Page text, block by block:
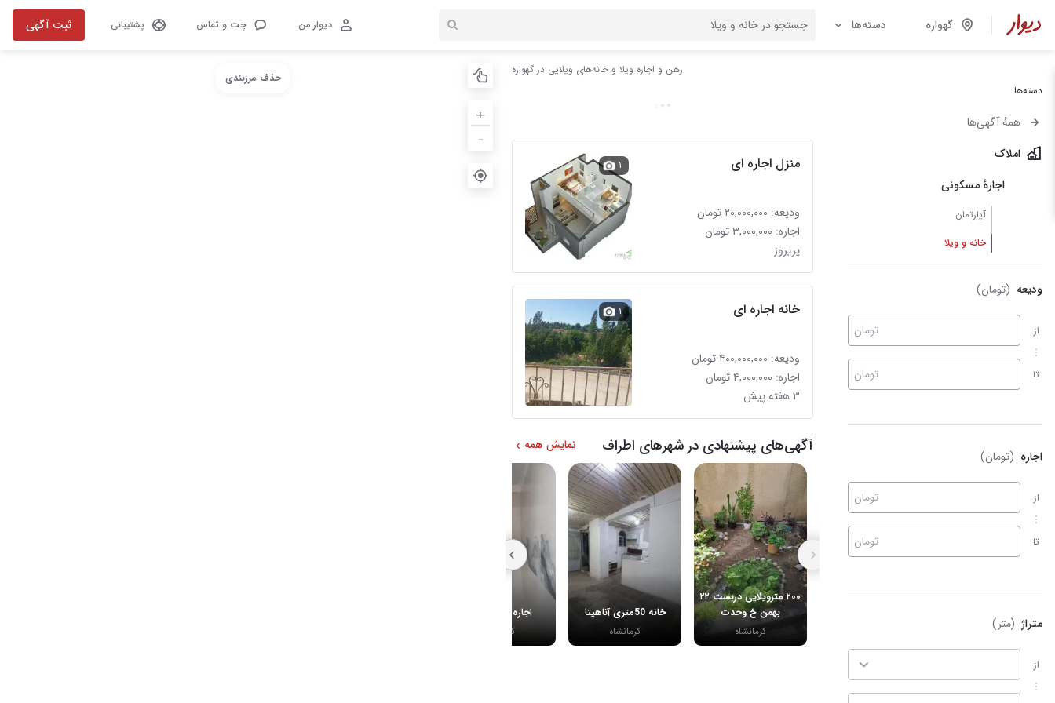
گهواره دسته‌ها دیوار من چت و تماس پشتیبانی ثبت آگهی
دسته‌ها
همهٔ آگهی‌ها
املاک
اجارهٔ مسکونی
آپارتمان
خانه و ویلا
ودیعه (تومان)
از
تا
تومان
تومان
اجاره (تومان)
از
تا
تومان
تومان
متراژ (متر)
از
رهن و اجاره ویلا و خانه‌های ویلایی در گهواره
منزل اجاره ای
ودیعه: ۲۰,۰۰۰,۰۰۰ تومان
اجاره: ۳,۰۰۰,۰۰۰ تومان
پریروز
۱
خانه اجاره ای
ودیعه: ۴۰۰,۰۰۰,۰۰۰ تومان
اجاره: ۴,۰۰۰,۰۰۰ تومان
۳ هفته پیش
۱
آگهی‌های پیشنهادی در شهرهای اطراف نمایش همه
۲۰۰ مترویلایی دربست ۲۲
بهمن خ وحدت
کرمانشاه
خانه 50متری آناهیتا
کرمانشاه
اجاره خانه شهیاد
کرمانشاه
+
-
حذف مرزبندی